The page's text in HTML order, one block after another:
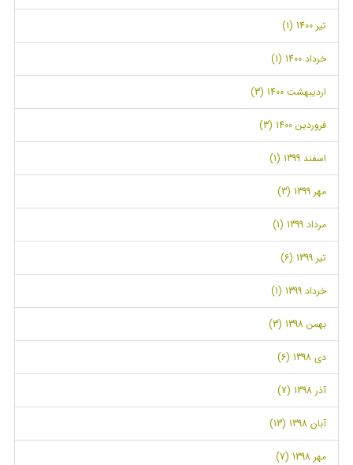
تیر 1400 (1)
خرداد 1400 (1)
اردیبهشت 1400 (3)
فروردین 1400 (3)
اسفند 1399 (1)
مهر 1399 (3)
مرداد 1399 (1)
تیر 1399 (6)
خرداد 1399 (1)
بهمن 1398 (3)
دی 1398 (6)
آذر 1398 (7)
آبان 1398 (13)
مهر 1398 (7)